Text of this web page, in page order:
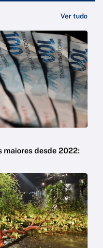
Ver tudo
maiores desde 2022: